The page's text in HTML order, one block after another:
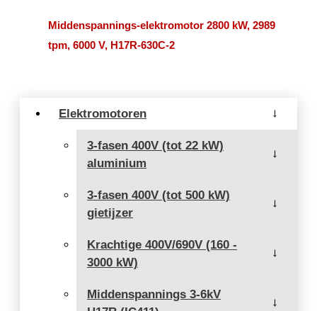
Elektromotoren →
3-fasen 400V (tot 22 kW)
aluminium
→
3-fasen 400V (tot 500 kW)
gietijzer
→
Krachtige 400V/690V (160 -
3000 kW)
→
Middenspannings 3-6kV
→
Middenspannings-elektromotor 2800 kW, 2989
tpm, 6000 V, H17R-630C-2